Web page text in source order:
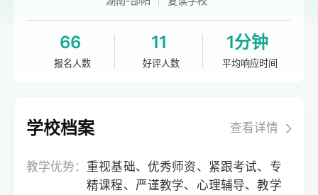
66
报名人数
11
好评人数
1分钟
平均响应时间
学校档案 查看详情
教学优势： 重视基础、优秀师资、紧跟考试、专
精课程、严谨教学、心理辅导、教学